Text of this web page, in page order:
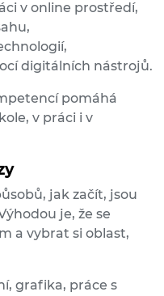
v online prostředí,
digitálních nástrojů.
pomáhá
v práci i v
jak začít, jsou
je, že se
a vybrat si oblast,
grafika, práce s